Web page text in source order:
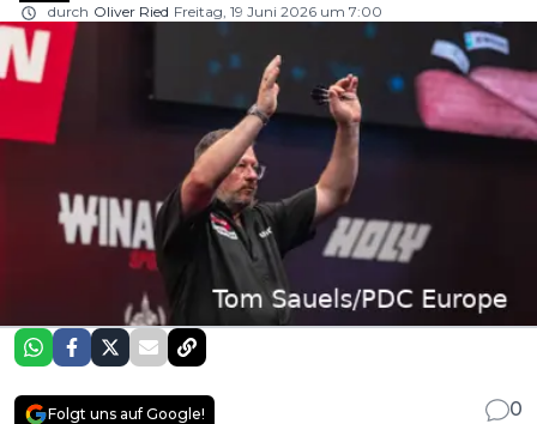
durch Oliver Ried Freitag, 19 Juni 2026 um 7:00
Folgt uns auf Google!
0